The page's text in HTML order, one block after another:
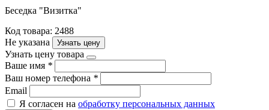
Беседка "Визитка"
Код товара: 2488
Не указана
Узнать цену
Узнать цену товара
Ваше имя *
Ваш номер телефона *
Email
Я согласен на обработку персональных данных